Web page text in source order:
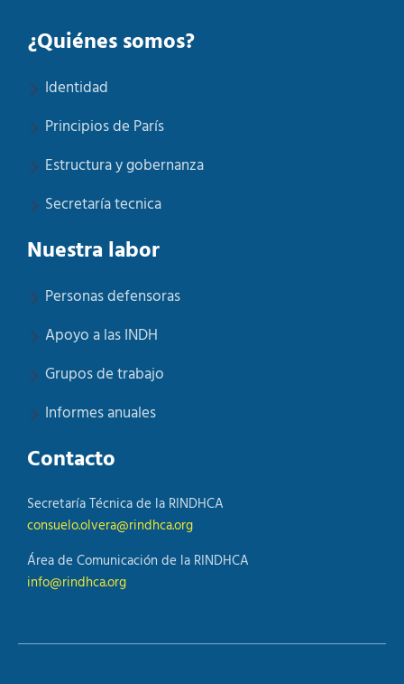
¿Quiénes somos?
Identidad
Principios de París
Estructura y gobernanza
Secretaría tecnica
Nuestra labor
Personas defensoras
Apoyo a las INDH
Grupos de trabajo
Informes anuales
Contacto
Secretaría Técnica de la RINDHCA
consuelo.olvera@rindhca.org
Área de Comunicación de la RINDHCA
info@rindhca.org